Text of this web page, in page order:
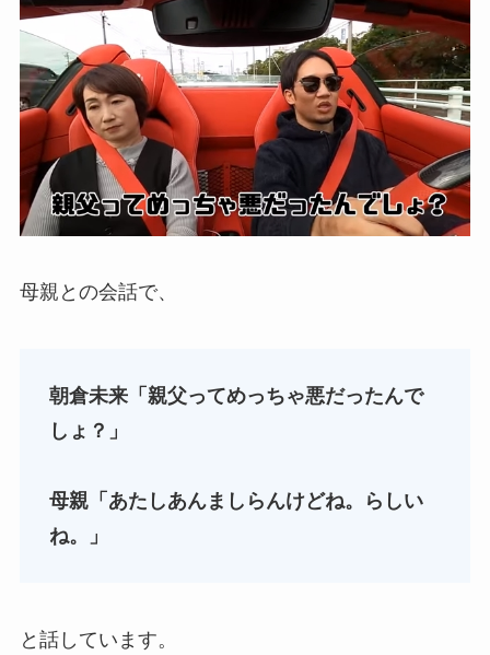
母親との会話で、
朝倉未来「親父ってめっちゃ悪だったんで
しょ？」
母親「あたしあんましらんけどね。らしい
ね。」
と話しています。